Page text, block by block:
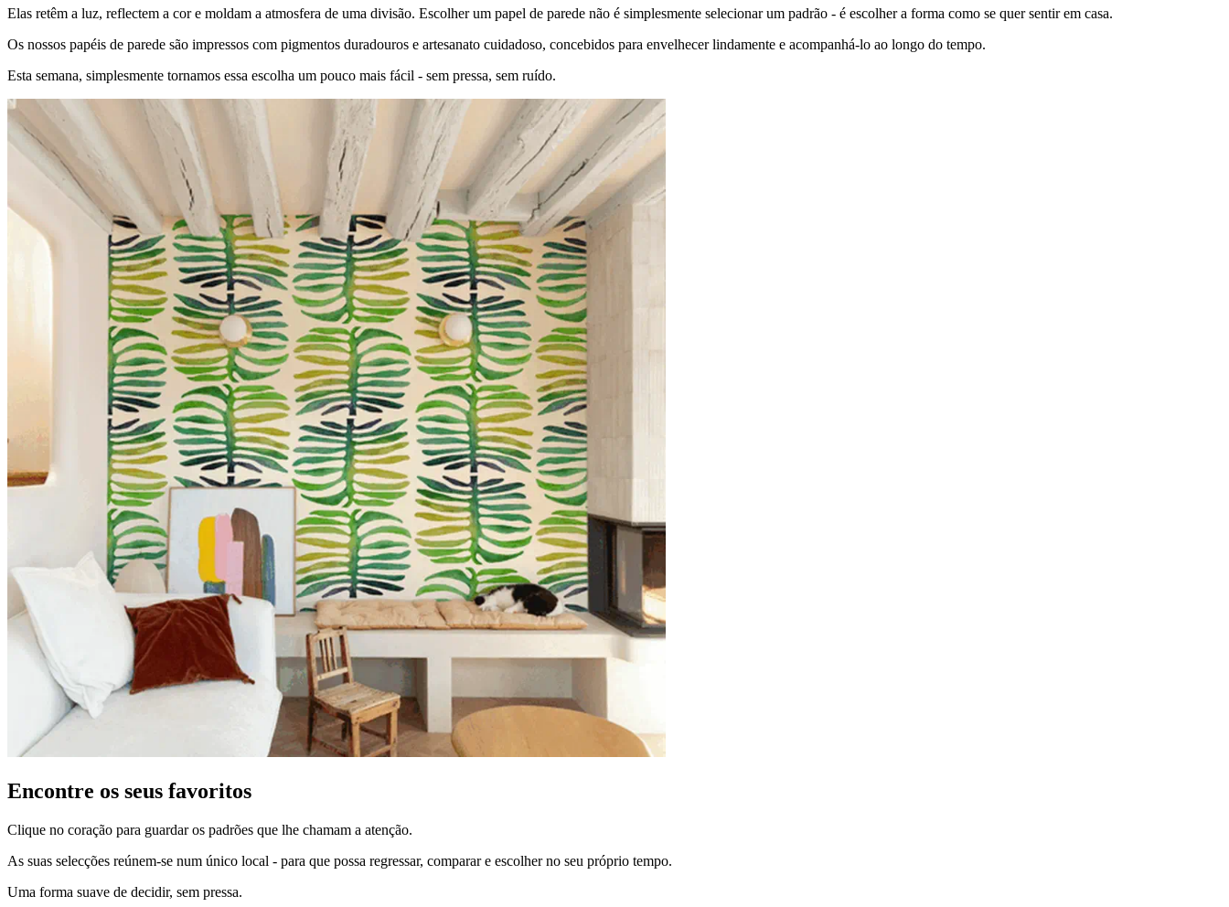
Elas retêm a luz, reflectem a cor e moldam a atmosfera de uma divisão. Escolher um papel de parede não é simplesmente selecionar um padrão - é escolher a forma como se quer sentir em casa.
Os nossos papéis de parede são impressos com pigmentos duradouros e artesanato cuidadoso, concebidos para envelhecer lindamente e acompanhá-lo ao longo do tempo.
Esta semana, simplesmente tornamos essa escolha um pouco mais fácil - sem pressa, sem ruído.
Encontre os seus favoritos
Clique no coração para guardar os padrões que lhe chamam a atenção.
As suas selecções reúnem-se num único local - para que possa regressar, comparar e escolher no seu próprio tempo.
Uma forma suave de decidir, sem pressa.